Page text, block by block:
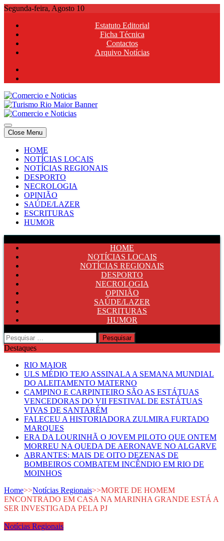
Skip
content
Segunda-feira, Agosto 10
Estatuto Editorial
Ficha Técnica
Contactos
Arquivo Notícias
Comercio e Noticias
Notícias e Publicidade Online
Comercio e Noticias
Notícias e Publicidade Online
Close Menu
HOME
NOTÍCIAS LOCAIS
NOTÍCIAS REGIONAIS
DESPORTO
NECROLOGIA
OPINIÃO
SAÚDE/LAZER
ESCRITURAS
HUMOR
HOME
NOTÍCIAS LOCAIS
NOTÍCIAS REGIONAIS
DESPORTO
NECROLOGIA
OPINIÃO
SAÚDE/LAZER
ESCRITURAS
HUMOR
Pesquisar
por:
Destaques
RIO MAIOR
ULS MÉDIO TEJO ASSINALA A SEMANA MUNDIAL
DO ALEITAMENTO MATERNO
CAMPINO E CARPINTEIRO SÃO AS ESTÁTUAS
VENCEDORAS DO VII FESTIVAL DE ESTÁTUAS
VIVAS DE SANTARÉM
FALECEU A HISTORIADORA ZULMIRA FURTADO
MARQUES
ERA DA LOURINHÃ O JOVEM PILOTO QUE ONTEM
MORREU NA QUEDA DE AERONAVE NO ALGARVE
ABRANTES: MAIS DE OITO DEZENAS DE
BOMBEIROS COMBATEM INCÊNDIO EM RIO DE
MOINHOS
Home>>Notícias Regionais>>MORTE DE HOMEM
ENCONTRADO EM CASA NA MARINHA GRANDE ESTÁ A
SER INVESTIGADA PELA PJ
Notícias Regionais